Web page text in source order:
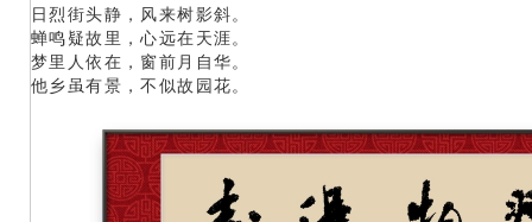
日烈街头静，风来树影斜。
蝉鸣疑故里，心远在天涯。
梦里人依在，窗前月自华。
他乡虽有景，不似故园花。